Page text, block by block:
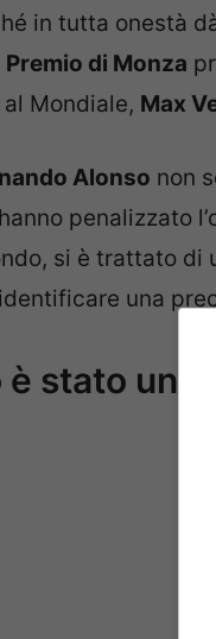
in tutta onestà
Premio di Monza
Mondiale, Max
Alonso non
penalizzato
si è trattato
una
è stato un